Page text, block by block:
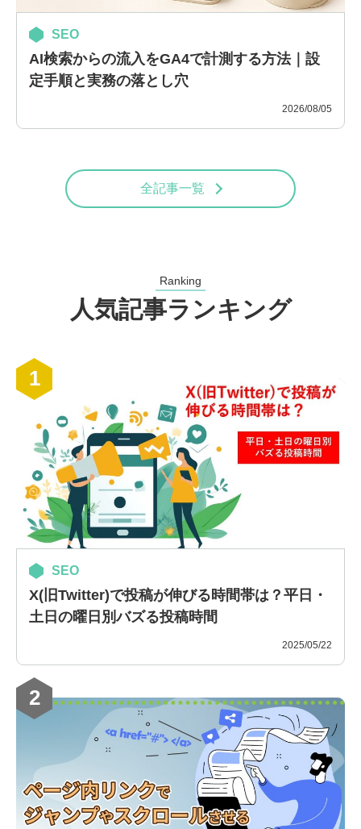
SEO
AI検索からの流入をGA4で計測する方法｜設
定手順と実務の落とし穴
2026/08/05
全記事一覧
Ranking
人気記事ランキング
1
SEO
X(旧Twitter)で投稿が伸びる時間帯は？平日・
土日の曜日別バズる投稿時間
2025/05/22
2